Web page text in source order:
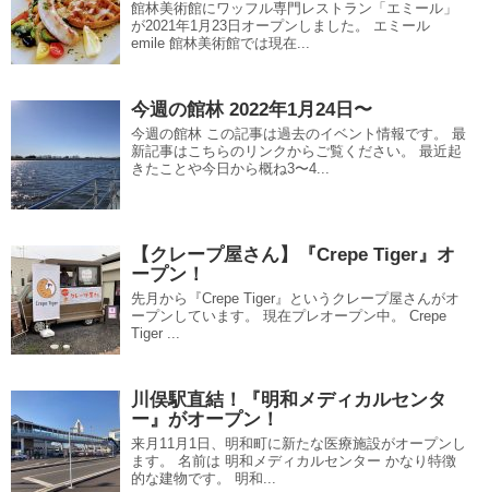
館林美術館にワッフル専門レストラン「エミール」
が2021年1月23日オープンしました。 エミール
emile 館林美術館では現在...
今週の館林 2022年1月24日〜
今週の館林 この記事は過去のイベント情報です。 最
新記事はこちらのリンクからご覧ください。 最近起
きたことや今日から概ね3〜4...
【クレープ屋さん】『Crepe Tiger』オ
ープン！
先月から『Crepe Tiger』というクレープ屋さんがオ
ープンしています。 現在プレオープン中。 Crepe
Tiger ...
川俣駅直結！『明和メディカルセンタ
ー』がオープン！
来月11月1日、明和町に新たな医療施設がオープンし
ます。 名前は 明和メディカルセンター かなり特徴
的な建物です。 明和...